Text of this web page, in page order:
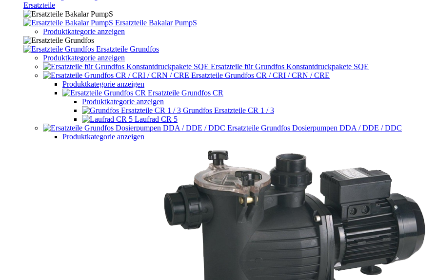
Ersatzteile
Ersatzteile Bakalar PumpS
Produktkategorie anzeigen
Ersatzteile Grundfos
Produktkategorie anzeigen
Ersatzteile für Grundfos Konstantdruckpakete SQE
Ersatzteile Grundfos CR / CRI / CRN / CRE
Produktkategorie anzeigen
Ersatzteile Grundfos CR
Produktkategorie anzeigen
Grundfos Ersatzteile CR 1 / 3
Laufrad CR 5
Ersatzteile Grundfos Dosierpumpen DDA / DDE / DDC
Produktkategorie anzeigen